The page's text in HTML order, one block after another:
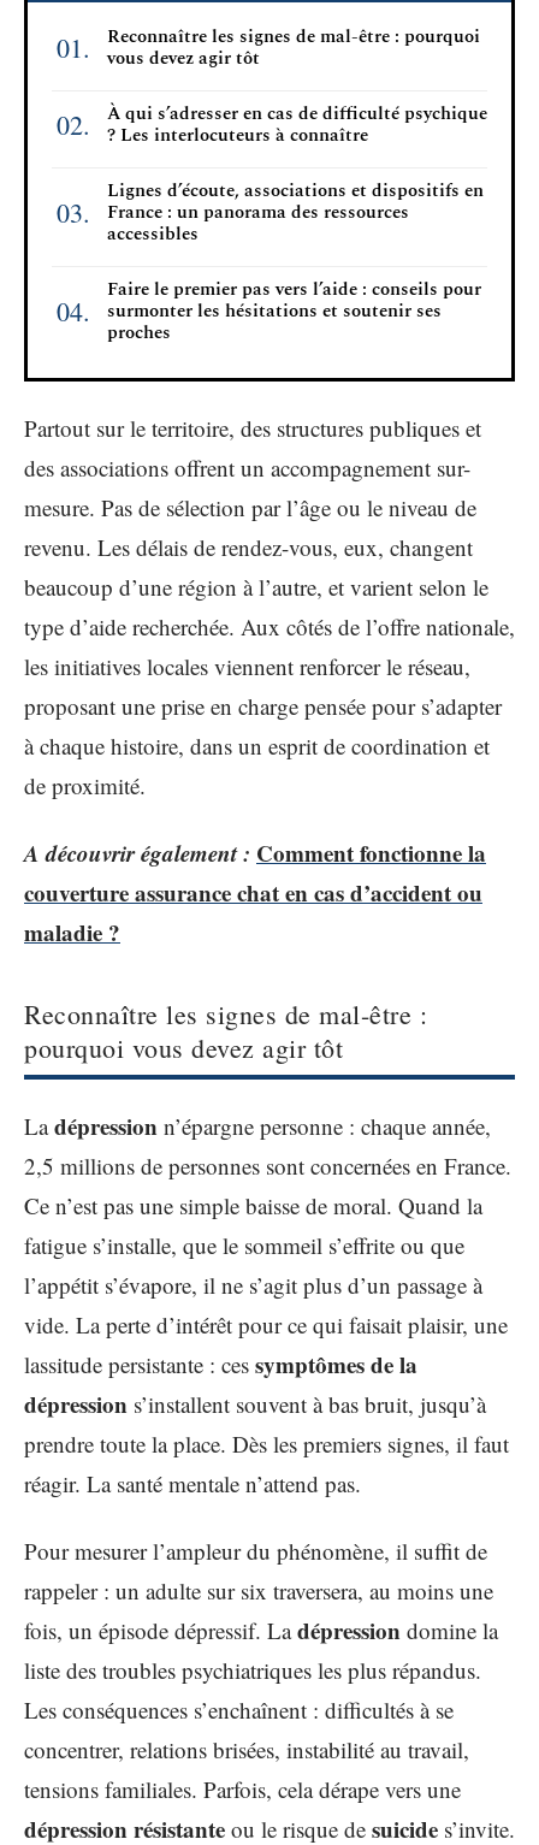
Reconnaître les signes de mal-être : pourquoi
vous devez agir tôt
À qui s’adresser en cas de difficulté psychique
? Les interlocuteurs à connaître
Lignes d’écoute, associations et dispositifs en
France : un panorama des ressources
accessibles
Faire le premier pas vers l’aide : conseils pour
surmonter les hésitations et soutenir ses
proches
Partout sur le territoire, des structures publiques et
des associations offrent un accompagnement sur-
mesure. Pas de sélection par l’âge ou le niveau de
revenu. Les délais de rendez-vous, eux, changent
beaucoup d’une région à l’autre, et varient selon le
type d’aide recherchée. Aux côtés de l’offre nationale,
les initiatives locales viennent renforcer le réseau,
proposant une prise en charge pensée pour s’adapter
à chaque histoire, dans un esprit de coordination et
de proximité.
A découvrir également : Comment fonctionne la
couverture assurance chat en cas d’accident ou
maladie ?
Reconnaître les signes de mal-être :
pourquoi vous devez agir tôt
Ladépression n’épargne personne : chaque année,
2,5 millions de personnes sont concernées en France.
Ce n’est pas une simple baisse de moral. Quand la
fatigue s’installe, que le sommeil s’effrite ou que
l’appétit s’évapore, il ne s’agit plus d’un passage à
vide. La perte d’intérêt pour ce qui faisait plaisir, une
lassitude persistante : ces symptômes de la
dépression s’installent souvent à bas bruit, jusqu’à
prendre toute la place. Dès les premiers signes, il faut
réagir. La santé mentale n’attend pas.
Pour mesurer l’ampleur du phénomène, il suffit de
rappeler : un adulte sur six traversera, au moins une
fois, un épisode dépressif. Ladépression domine la
liste des troubles psychiatriques les plus répandus.
Les conséquences s’enchaînent : difficultés à se
concentrer, relations brisées, instabilité au travail,
tensions familiales. Parfois, cela dérape vers une
dépression résistante ou le risque de suicide s’invite.